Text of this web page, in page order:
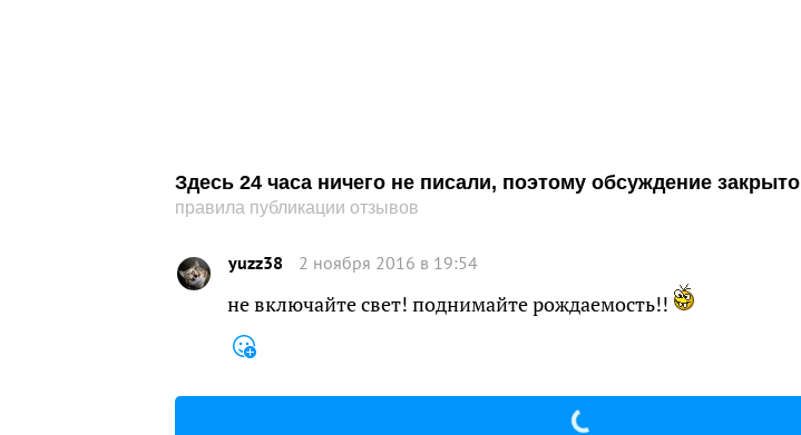
Здесь 24 часа ничего не писали, поэтому обсуждение закрыто
правила публикации отзывов
yuzz38 2 ноября 2016 в 19:54
не включайте свет! поднимайте рождаемость!!